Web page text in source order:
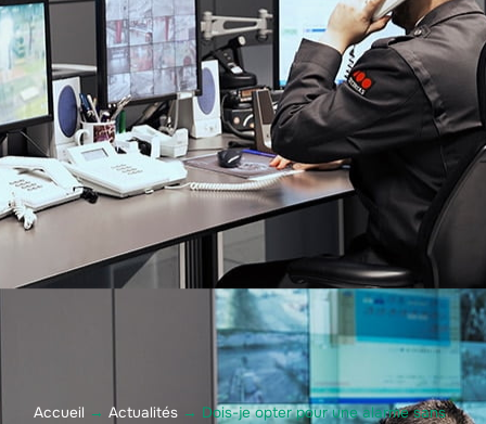
Accueil →Actualités → Dois-je opter pour une alarme sans